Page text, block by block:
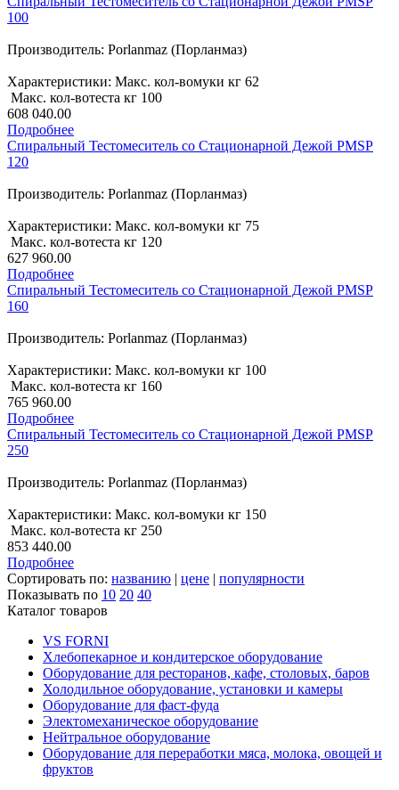
100
Производитель: Porlanmaz (Порланмаз)
Характеристики: Макс. кол-вомуки кг 62
Макс. кол-вотеста кг 100
608 040.00
Подробнее
Спиральный Тестомеситель со Стационарной Дежой PMSP
120
Производитель: Porlanmaz (Порланмаз)
Характеристики: Макс. кол-вомуки кг 75
Макс. кол-вотеста кг 120
627 960.00
Подробнее
Спиральный Тестомеситель со Стационарной Дежой PMSP
160
Производитель: Porlanmaz (Порланмаз)
Характеристики: Макс. кол-вомуки кг 100
Макс. кол-вотеста кг 160
765 960.00
Подробнее
Спиральный Тестомеситель со Стационарной Дежой PMSP
250
Производитель: Porlanmaz (Порланмаз)
Характеристики: Макс. кол-вомуки кг 150
Макс. кол-вотеста кг 250
853 440.00
Подробнее
Сортировать по: названию | цене | популярности
Показывать по 10 20 40
Каталог товаров
VS FORNI
Хлебопекарное и кондитерское оборудование
Оборудование для ресторанов, кафе, столовых, баров
Холодильное оборудование, установки и камеры
Оборудование для фаст-фуда
Электомеханическое оборудование
Нейтральное оборудование
Оборудование для переработки мяса, молока, овощей и
фруктов